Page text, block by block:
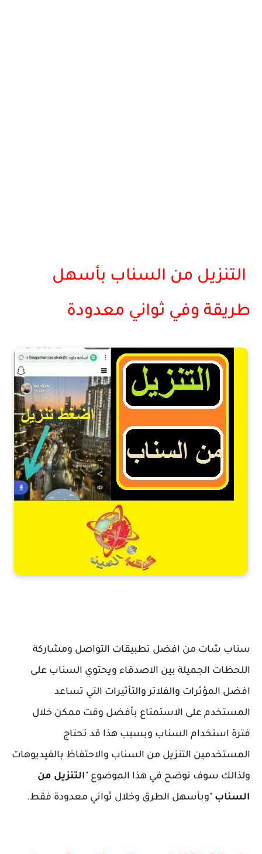
التنزيل من السناب بأسهل
طريقة وفي ثواني معدودة
سناب شات من افضل تطبيقات التواصل ومشاركة
اللحظات الجميلة بين الاصدقاء ويحتوي السناب على
افضل المؤثرات والفلاتر والتأثيرات التي تساعد
المستخدم على الاستمتاع بأفضل وقت ممكن خلال
فترة استخدام السناب وبسبب هذا قد تحتاج
المستخدمين التنزيل من السناب والاحتفاظ بالفيديوهات
ولذالك سوف نوضح في هذا الموضوع "التنزيل من
السناب "وبأسهل الطرق وخلال ثواني معدودة فقط.